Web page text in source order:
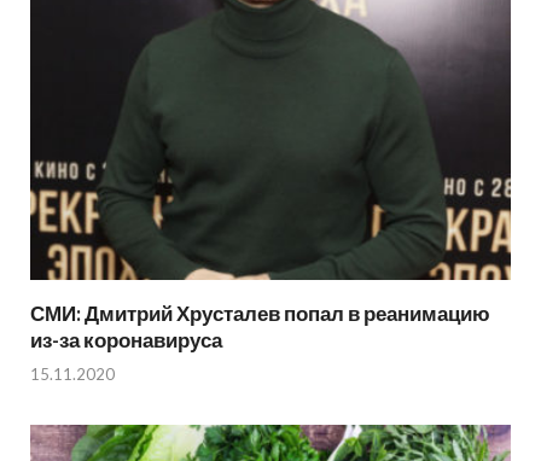
СМИ: Дмитрий Хрусталев попал в реанимацию
из-за коронавируса
15.11.2020